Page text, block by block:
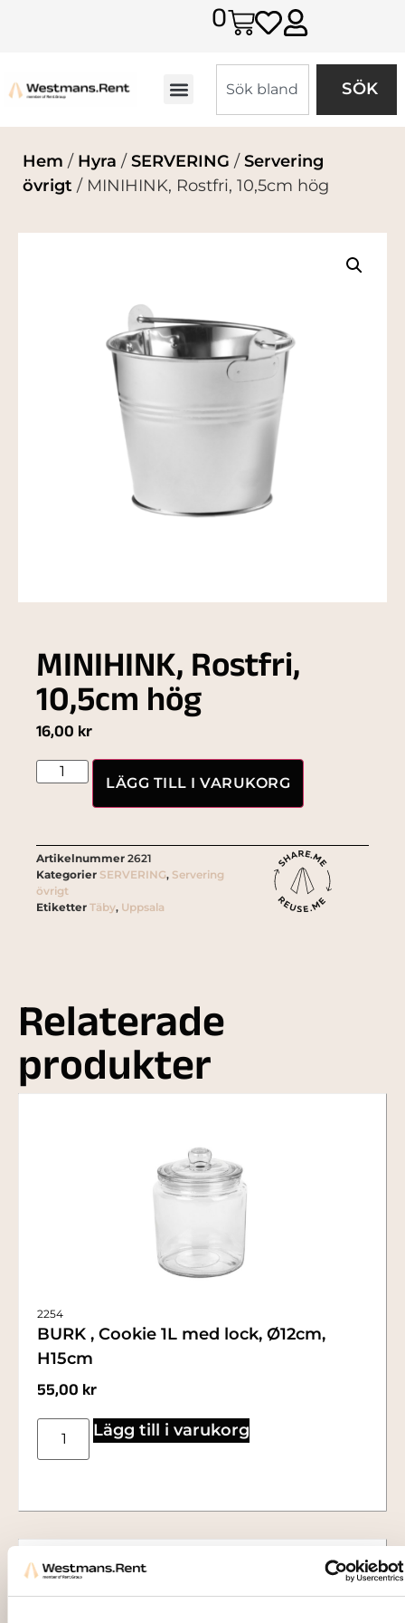
0
SÖK
Hem / Hyra / SERVERING / Servering
övrigt / MINIHINK, Rostfri, 10,5cm hög
MINIHINK, Rostfri,
10,5cm hög
16,00 kr
LÄGG TILL I VARUKORG
Artikelnummer 2621
Kategorier SERVERING, Servering
övrigt
Etiketter Täby, Uppsala
Relaterade
produkter
2254
BURK , Cookie 1L med lock, Ø12cm,
H15cm
55,00 kr
Lägg till i varukorg